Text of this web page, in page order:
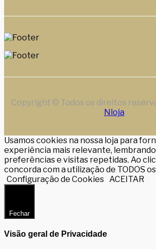
Copyright © Todos os direitos
Nloja
Usamos cookies na nossa loja para
experiência mais relevante, lembrando
preferências e visitas repetidas. Ao
concorda com a utilização de TODOS
Configuração de Cookies ACEITAR
Fechar
Visão geral de Privacidade